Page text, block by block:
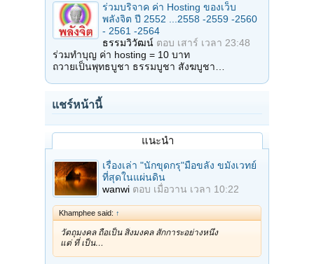
ร่วมบริจาค ค่า Hosting ของเว็บ
พลังจิต ปี 2552 ...2558 -2559 -2560
- 2561 -2564
ธรรมวิวัฒน์ ตอบ เสาร์ เวลา 23:48
ร่วมทำบุญ ค่า hosting = 10 บาท
ถวายเป็นพุทธบูชา ธรรมบูชา สังฆบูชา…
แชร์หน้านี้
แนะนำ
เรื่องเล่า "นักขุดกรุ"มือขลัง ขมังเวทย์
ที่สุดในแผ่นดิน
wanwi ตอบ เมื่อวาน เวลา 10:22
Khamphee said: ↑
วัตถุมงคล ถือเป็น สิ่งมงคล สักการะอย่างหนึ่ง
แต่ ที่ เป็น…